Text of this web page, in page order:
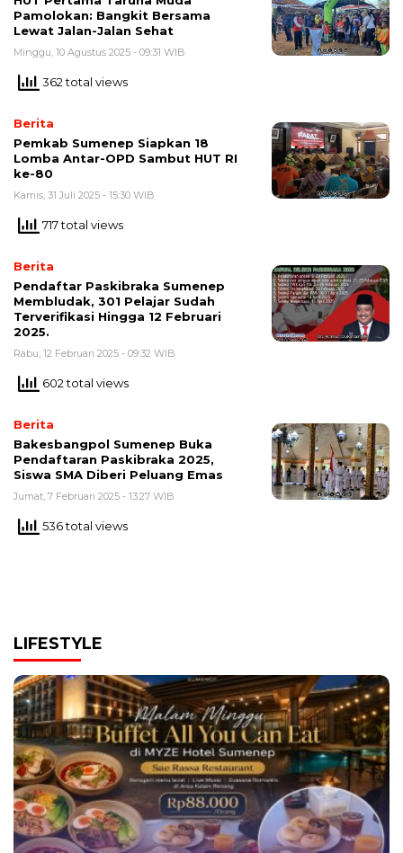
Pamolokan: Bangkit Bersama
Lewat Jalan-Jalan Sehat
Minggu, 10 Agustus 2025 - 09:31 WIB
362 total views
Berita
Pemkab Sumenep Siapkan 18
Lomba Antar-OPD Sambut HUT RI
ke-80
Kamis, 31 Juli 2025 - 15:30 WIB
717 total views
Berita
Pendaftar Paskibraka Sumenep
Membludak, 301 Pelajar Sudah
Terverifikasi Hingga 12 Februari
2025.
Rabu, 12 Februari 2025 - 09:32 WIB
602 total views
Berita
Bakesbangpol Sumenep Buka
Pendaftaran Paskibraka 2025,
Siswa SMA Diberi Peluang Emas
Jumat, 7 Februari 2025 - 13:27 WIB
536 total views
LIFESTYLE